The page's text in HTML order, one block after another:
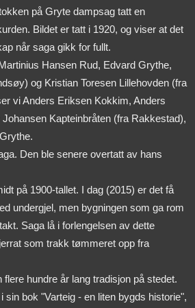
på Gryte dampsag tatt en
Bildet er tatt i 1920, og viser at det
når saga gikk for fullt.
Hansen Rud, Edvard Grythe,
og Kristian Toresen Lillehovden (fra
vi Anders Eriksen Kokkim, Anders
Kapteinbråten (fra Rakkestad),
Den ble senere overtatt av hans
på 1900-tallet. I dag (2015) er det få
undergjel, men bygningen som ga rom
Saga lå i forlengelsen av dette
som trakk tømmeret opp fra
hundre år lang tradisjon på stedet.
bok "Varteig - en liten bygds historie",